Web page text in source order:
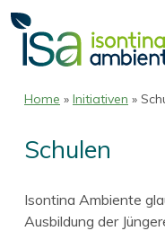
Home » Initiativen »
Schulen
Isontina Ambiente
Ausbildung der